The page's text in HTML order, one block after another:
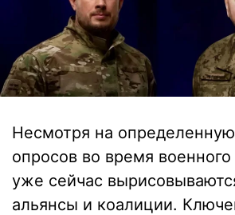
Несмотря на
опросов во время
уже сейчас
альянсы и коалиции.